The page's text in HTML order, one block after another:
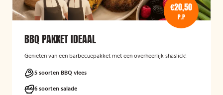
€20,50
P.P
BBQ PAKKET IDEAAL
Genieten van een barbecuepakket met een overheerlijk shaslick!
5 soorten BBQ vlees
6 soorten salade